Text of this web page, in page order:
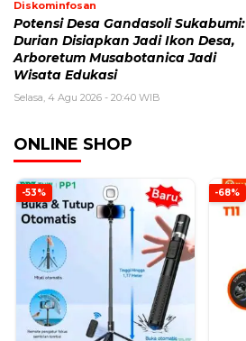
Diskominfosan
Potensi Desa Gandasoli Sukabumi:
Durian Disiapkan Jadi Ikon Desa,
Arboretum Musabotanica Jadi
Wisata Edukasi
Selasa, 4 Agu 2026 - 20:40 WIB
ONLINE SHOP
-53% -68%